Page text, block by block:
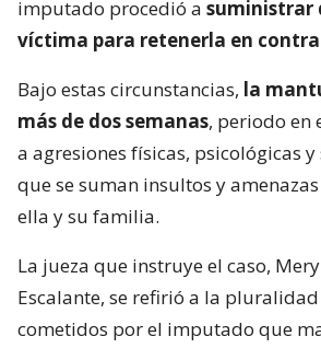
imputado procedió a suministrar
víctima para retenerla en
Bajo estas circunstancias, la
más de dos semanas, periodo en
a agresiones físicas, psicológicas y
que se suman insultos y
ella y su familia.
La jueza que instruye el caso,
Escalante, se refirió a la
cometidos por el imputado que